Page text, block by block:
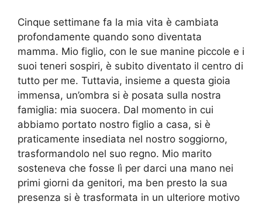
Cinque settimane fa la mia vita è cambiata
profondamente quando sono diventata
mamma. Mio figlio, con le sue manine piccole e i
suoi teneri sospiri, è subito diventato il centro di
tutto per me. Tuttavia, insieme a questa gioia
immensa, un’ombra si è posata sulla nostra
famiglia: mia suocera. Dal momento in cui
abbiamo portato nostro figlio a casa, si è
praticamente insediata nel nostro soggiorno,
trasformandolo nel suo regno. Mio marito
sosteneva che fosse lì per darci una mano nei
primi giorni da genitori, ma ben presto la sua
presenza si è trasformata in un ulteriore motivo